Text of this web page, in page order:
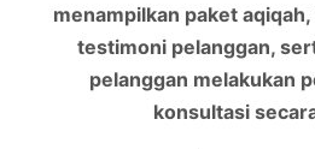
menampilkan paket
testimoni pelanggan,
pelanggan melakukan
konsultasi